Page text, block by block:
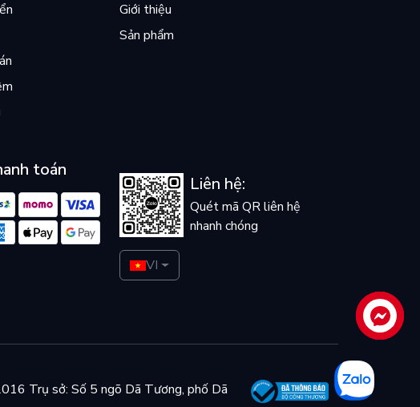
Giới thiệu
Sản phẩm
toán
Liên hệ:
Quét mã QR liên hệ
nhanh chóng
VI
Trụ sở: Số 5 ngõ Dã Tương, phố Dã
Liên hệ